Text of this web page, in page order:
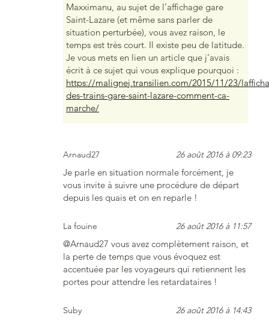
Maxximanu, au sujet de l’affichage gare
Saint-Lazare (et même sans parler de
situation perturbée), vous avez raison, le
temps est très court. Il existe peu de latitude.
Je vous mets en lien un article que j’avais
écrit à ce sujet qui vous explique pourquoi :
https://malignej.transilien.com/2015/11/23/
des-trains-gare-saint-lazare-comment-ca-
marche/
Arnaud27 26 août 2016 à 09:23
Je parle en situation normale forcément, je
vous invite à suivre une procédure de départ
depuis les quais et on en reparle !
La fouine 26 août 2016 à 11:57
@Arnaud27 vous avez complètement raison, et
la perte de temps que vous évoquez est
accentuée par les voyageurs qui retiennent les
portes pour attendre les retardataires !
Suby 26 août 2016 à 14:43